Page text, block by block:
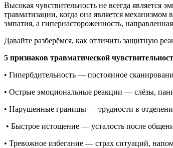
Высокая чувствительность не всегда является
травматизации, когда она является
эмпатия, а гипернастороженность,
Давайте разберёмся, как отличить защитную
5 признаков травматической
• Гипербдительность — постоянное
• Острые эмоциональные реакции — слёзы,
• Нарушенные границы — трудности в
• Быстрое истощение — усталость после
• Тревожное избегание — страх ситуаций,